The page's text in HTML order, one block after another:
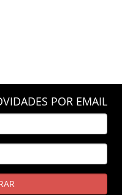
POR EMAIL